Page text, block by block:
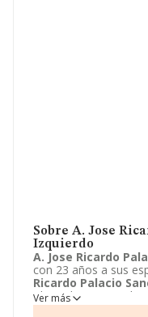
Sobre A. Jose
Izquierdo
A. Jose Ricardo
con 23 años a sus
Ricardo Palacio
Alameda Mazarredo,
ubica dentro de
Ver más